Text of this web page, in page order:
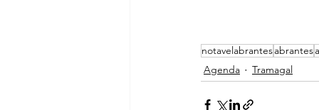
notavelabrantesabrantes
Agenda
Tramagal